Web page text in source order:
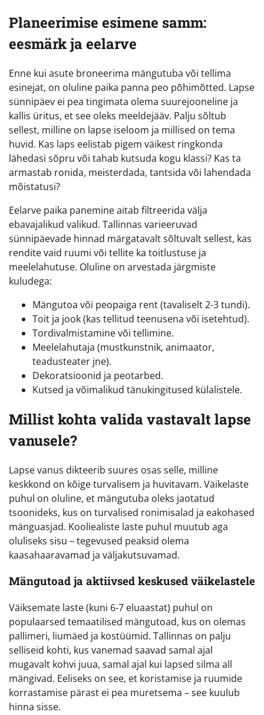
Planeerimise esimene samm:
eesmärk ja eelarve
Enne kui asute broneerima mängutuba või tellima
esinejat, on oluline paika panna peo põhimõtted. Lapse
sünnipäev ei pea tingimata olema suurejooneline ja
kallis üritus, et see oleks meeldejääv. Palju sõltub
sellest, milline on lapse iseloom ja millised on tema
huvid. Kas laps eelistab pigem väikest ringkonda
lähedasi sõpru või tahab kutsuda kogu klassi? Kas ta
armastab ronida, meisterdada, tantsida või lahendada
mõistatusi?
Eelarve paika panemine aitab filtreerida välja
ebavajalikud valikud. Tallinnas varieeruvad
sünnipäevade hinnad märgatavalt sõltuvalt sellest, kas
rendite vaid ruumi või tellite ka toitlustuse ja
meelelahutuse. Oluline on arvestada järgmiste
kuludega:
Mängutoa või peopaiga rent (tavaliselt 2-3 tundi).
Toit ja jook (kas tellitud teenusena või isetehtud).
Tordivalmistamine või tellimine.
Meelelahutaja (mustkunstnik, animaator,
teadusteater jne).
Dekoratsioonid ja peotarbed.
Kutsed ja võimalikud tänukingitused külalistele.
Millist kohta valida vastavalt lapse
vanusele?
Lapse vanus dikteerib suures osas selle, milline
keskkond on kõige turvalisem ja huvitavam. Väikelaste
puhul on oluline, et mängutuba oleks jaotatud
tsoonideks, kus on turvalised ronimisalad ja eakohased
mänguasjad. Kooliealiste laste puhul muutub aga
oluliseks sisu – tegevused peaksid olema
kaasahaaravamad ja väljakutsuvamad.
Mängutoad ja aktiivsed keskused väikelastele
Väiksemate laste (kuni 6-7 eluaastat) puhul on
populaarsed temaatilised mängutoad, kus on olemas
pallimeri, liumäed ja kostüümid. Tallinnas on palju
selliseid kohti, kus vanemad saavad samal ajal
mugavalt kohvi juua, samal ajal kui lapsed silma all
mängivad. Eeliseks on see, et koristamise ja ruumide
korrastamise pärast ei pea muretsema – see kuulub
hinna sisse.